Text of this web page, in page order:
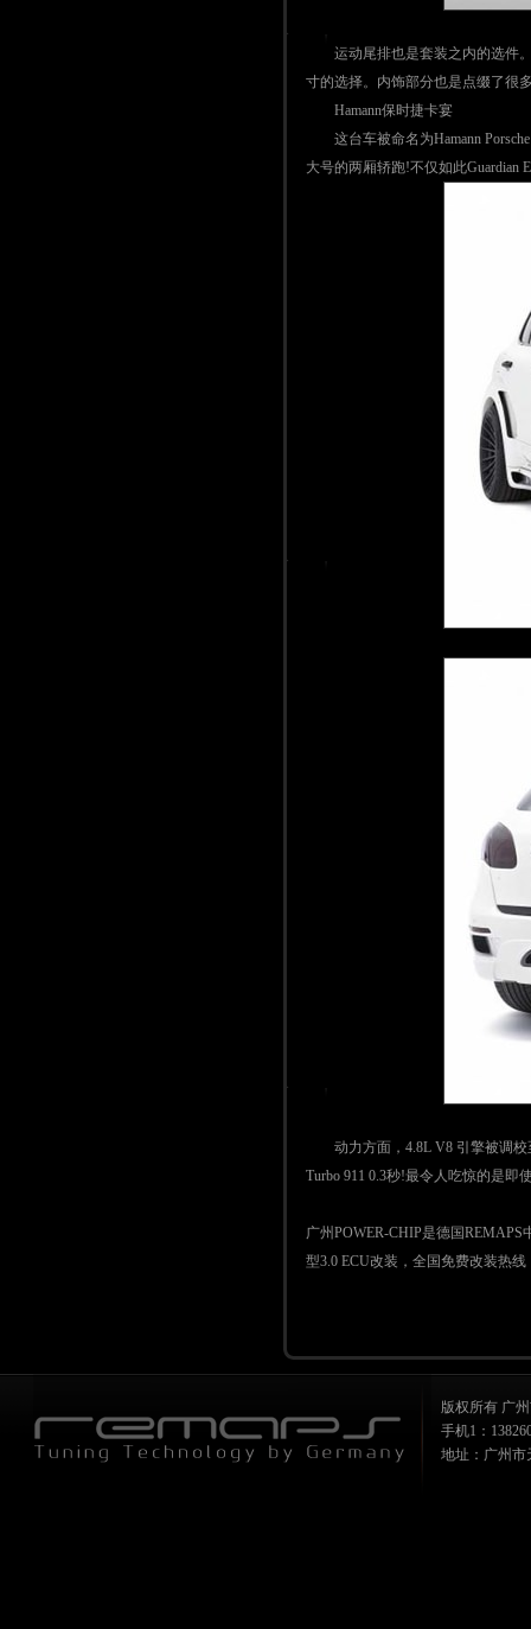
运动尾排也是套装之内的选件。
寸的选择。内饰部分也是点缀了很
Hamann保时捷卡宴
这台车被命名为Hamann Porsche
大号的两厢轿跑!不仅如此Guardian
动力方面，4.8L V8 引擎被调校至
Turbo 911 0.3秒!最令人吃惊的是即
广州POWER-CHIP是德国
型3.0 ECU改装，全国免费改装热线
版权所有 广
手机1：
地址：广州市